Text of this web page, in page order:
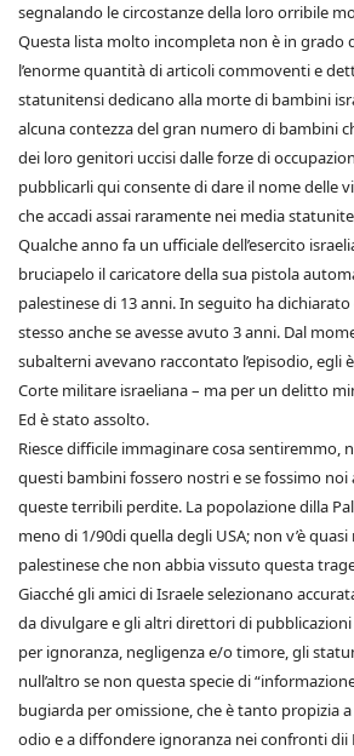
segnalando le circostanze della loro orribile
Questa lista molto incompleta non è in grado
l’enorme quantità di articoli commoventi e
statunitensi dedicano alla morte di bambini
alcuna contezza del gran numero di bambini
dei loro genitori uccisi dalle forze di
pubblicarli qui consente di dare il nome delle
che accadi assai raramente nei media
Qualche anno fa un ufficiale dell’esercito
bruciapelo il caricatore della sua pistola
palestinese di 13 anni. In seguito ha
stesso anche se avesse avuto 3 anni. Dal
subalterni avevano raccontato l’episodio, egli
Corte militare israeliana – ma per un delitto
Ed è stato assolto.
Riesce difficile immaginare cosa sentiremmo,
questi bambini fossero nostri e se fossimo
queste terribili perdite. La popolazione dilla
meno di 1/90di quella degli USA; non v’è
palestinese che non abbia vissuto questa
Giacché gli amici di Israele selezionano
da divulgare e gli altri direttori di pubblicazioni
per ignoranza, negligenza e/o timore, gli
null’altro se non questa specie di
bugiarda per omissione, che è tanto propizia
odio e a diffondere ignoranza nei confronti dii